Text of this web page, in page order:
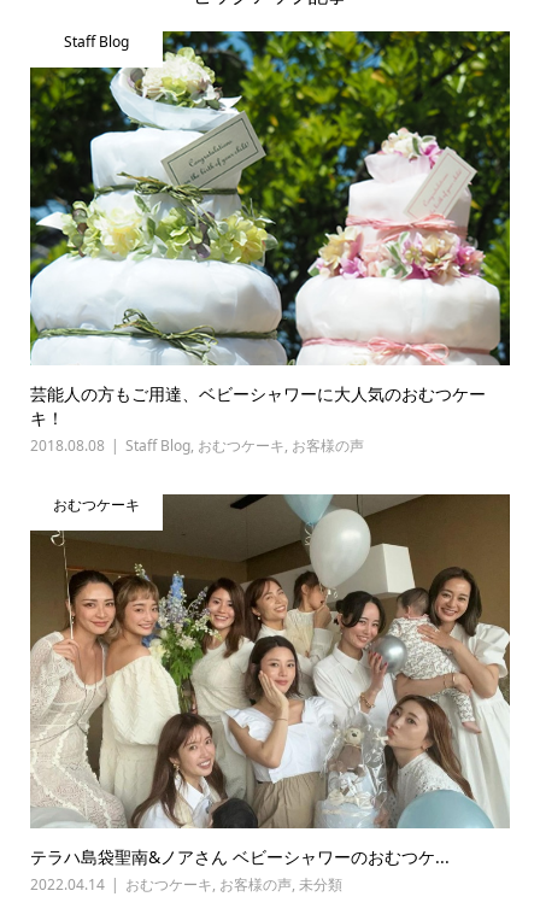
Staff Blog
芸能人の方もご用達、ベビーシャワーに大人気のおむつケー
キ！
2018.08.08 Staff Blog, おむつケーキ, お客様の声
おむつケーキ
テラハ島袋聖南&ノアさん ベビーシャワーのおむつケ...
2022.04.14 おむつケーキ, お客様の声, 未分類